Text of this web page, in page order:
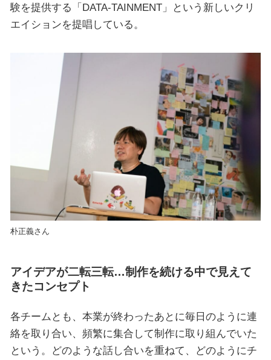
験を提供する「DATA-TAINMENT」という新しいクリ
エイションを提唱している。
朴正義さん
アイデアが二転三転…制作を続ける中で見えて
きたコンセプト
各チームとも、本業が終わったあとに毎日のように連
絡を取り合い、頻繁に集合して制作に取り組んでいた
という。どのような話し合いを重ねて、どのようにチ